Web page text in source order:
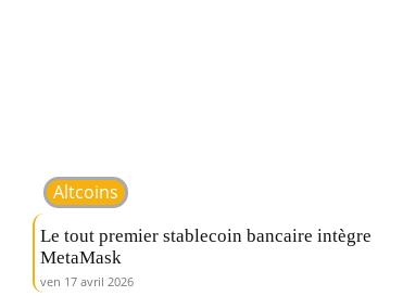
Altcoins
Le tout premier stablecoin bancaire intègre
MetaMask
ven 17 avril 2026